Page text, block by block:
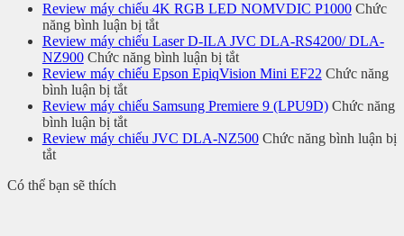
Review máy chiếu 4K RGB LED NOMVDIC P1000 Chức
năng bình luận bị tắtở
Review
máy
chiếu
RGB
NOMVDIC
Review máy chiếu Laser D-ILA JVC DLA-RS4200/ DLA-
NZ900 Chức năng bình luận bị tắtở
Review
chiếu
D-
Review máy chiếu Epson EpiqVision Mini EF22 Chức năng
bình luận bị tắtở
Review
máy
chiếu
Review máy chiếu Samsung Premiere 9 (LPU9D) Chức năng
bình luận bị tắtở
Review
Review máy chiếu JVC DLA-NZ500 Chức năng bình luận bị
tắtở
máy
Có thể bạn sẽ thích